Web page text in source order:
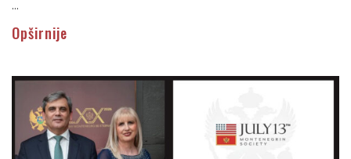
...
Opširnije